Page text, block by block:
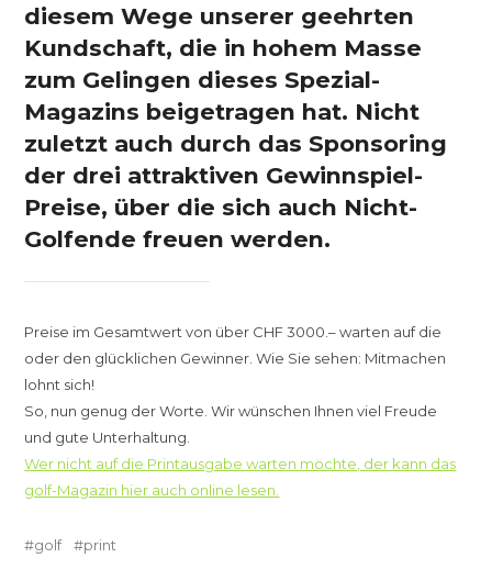
diesem Wege unserer geehrten
Kundschaft, die in hohem Masse
zum Gelingen dieses Spezial-
Magazins beigetragen hat. Nicht
zuletzt auch durch das Sponsoring
der drei attraktiven Gewinnspiel-
Preise, über die sich auch Nicht-
Golfende freuen werden.
Preise im Gesamtwert von über CHF 3000.– warten auf die
oder den glücklichen Gewinner. Wie Sie sehen: Mitmachen
lohnt sich!
So, nun genug der Worte. Wir wünschen Ihnen viel Freude
und gute Unterhaltung.
Wer nicht auf die Printausgabe warten möchte, der kann das
golf-Magazin hier auch online lesen.
golf print